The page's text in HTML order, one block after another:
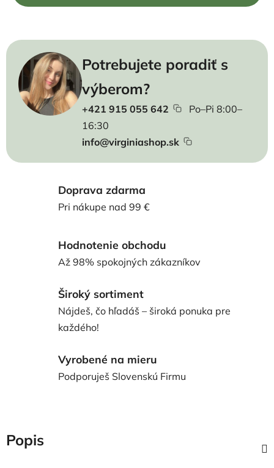
Potrebujete poradiť s
výberom?
+421 915 055 642
Po–Pi 8:00–
16:30
info@virginiashop.sk
Doprava zdarma
Pri nákupe nad 99 €
Hodnotenie obchodu
Až 98% spokojných zákazníkov
Široký sortiment
Nájdeš, čo hľadáš – široká ponuka pre
každého!
Vyrobené na mieru
Podporuješ Slovenskú Firmu
Popis